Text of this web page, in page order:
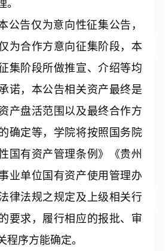
。
公告仅为意向性征集公告，
为合作方意向征集阶段，本
集阶段所做推宣、介绍等均
诺，本公告相关资产最终是
产盘活范围以及最终合作方
确定等，学院将按照国务院
国有资产管理条例》《贵州
业单位国有资产使用管理办
律法规之规定及上级相关行
要求，履行相应的报批、审
程序方能确定。